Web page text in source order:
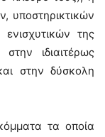
υποστηρικτικών
της
ιδιαιτέρως
στην δύσκολη
τα οποία